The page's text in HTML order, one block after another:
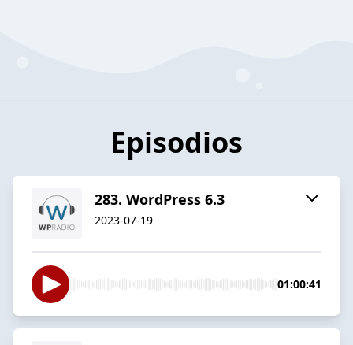
Episodios
283. WordPress 6.3
2023-07-19
01:00:41